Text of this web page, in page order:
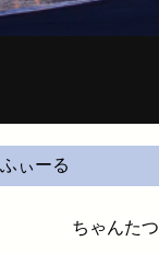
ぃーる
ちゃんたつ